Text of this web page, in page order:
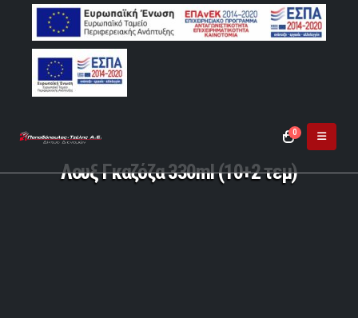
0
Λουξ Γκαζόζα 330ml (10+2 τεμ)